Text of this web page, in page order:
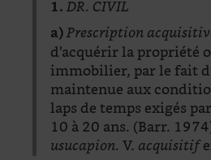
1.DR. CIVIL
a)Prescription
d’acquérir la propriété
immobilier, par le fait
maintenue aux
laps de temps exigés
10 à 20 ans. (Barr.
usucapion. V. acquisitif